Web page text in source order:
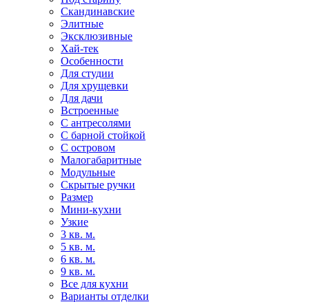
Скандинавские
Элитные
Эксклюзивные
Хай-тек
Особенности
Для студии
Для хрущевки
Для дачи
Встроенные
С антресолями
С барной стойкой
С островом
Малогабаритные
Модульные
Скрытые ручки
Размер
Мини-кухни
Узкие
3 кв. м.
5 кв. м.
6 кв. м.
9 кв. м.
Все для кухни
Варианты отделки